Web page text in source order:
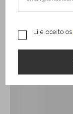
Li e aceito os